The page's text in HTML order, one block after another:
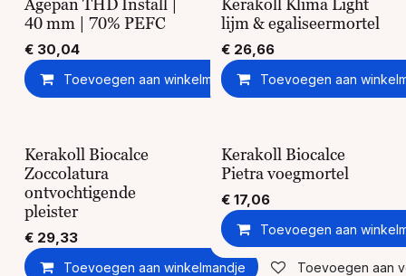
Agepan THD Install |
40 mm | 70% PEFC
€ 30,04
Toevoegen aan winkelmandje Toevoegen aan
Kerakoll Klima Light
lijm & egaliseermortel
€ 26,66
Toevoegen aan
Kerakoll Biocalce
Zoccolatura
ontvochtigende
pleister
€ 29,33
Toevoegen aan winkelmandje Toevoegen aan
Kerakoll Biocalce
Pietra voegmortel
€ 17,06
Toevoegen aan